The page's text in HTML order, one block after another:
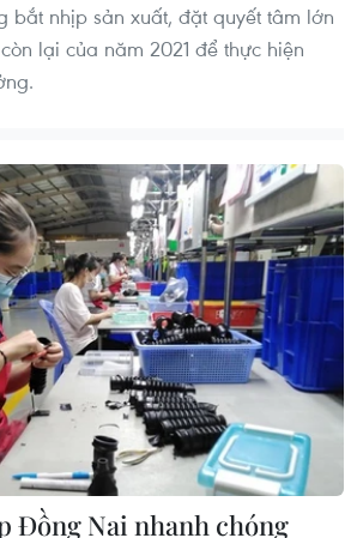
bắt nhịp sản xuất, đặt quyết tâm lớn
lại của năm 2021 để thực hiện
Đồng Nai nhanh chóng